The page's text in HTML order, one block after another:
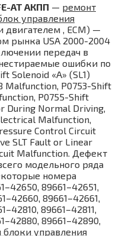
AT АКПП — ремонт
управления
двигателем , ECM) —
рынка USA 2000-2004
передач в
ошибки по
Solenoid «A» (SL1)
Malfunction, P0753-Shift
P0755-Shift
During Normal Driving,
Malfunction,
Control Circuit
SLT Fault or Linear
Malfunction. Дефект
модельного ряда
номера
89661–42651,
89661–42661,
89661–42811,
89661–42890,
управления